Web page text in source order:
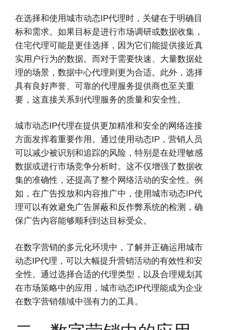
在选择和使用城市动态IP代理时，关键在于明确目
标和需求。如果目标是进行市场调研或数据收集，
住宅代理可能是更佳选择，因为它们能提供接近真
实用户行为的数据。而对于需要快速、大量数据处
理的场景，数据中心代理则更为合适。此外，选择
具有良好声誉、可靠的代理服务提供商也至关重
要，这直接关系到代理服务的质量和安全性。
城市动态IP代理在提供更加精准和安全的网络连接
方面发挥着重要作用。通过使用动态IP，营销人员
可以减少被识别和追踪的风险，特别是在处理敏感
数据或进行市场竞争分析时。这不仅增强了数据收
集的准确性，还提高了整个网络活动的安全性。例
如，在广告投放和内容推广中，使用城市动态IP代
理可以有效避免广告屏蔽和反作弊系统的检测，确
保广告内容能够顺利到达目标受众。
在数字营销的多元化环境中，了解并正确运用城市
动态IP代理，可以大幅提升营销活动的有效性和安
全性。通过选择合适的代理类型，以及合理规划其
在市场策略中的应用，城市动态IP代理能成为企业
在数字营销领域中强有力的工具。